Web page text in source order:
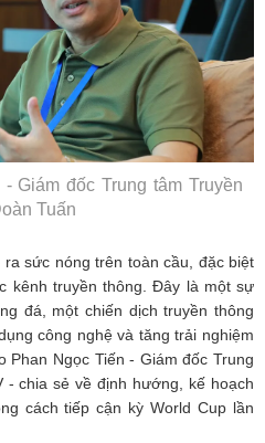
Giám đốc Trung tâm Truyền
Tuấn
sức nóng trên toàn cầu, đặc biệt
kênh truyền thông. Đây là một sự
đá, một chiến dịch truyền thông
công nghệ và tăng trải nghiệm
Phan Ngọc Tiến - Giám đốc Trung
- chia sẻ về định hướng, kế hoạch
cách tiếp cận kỳ World Cup lần